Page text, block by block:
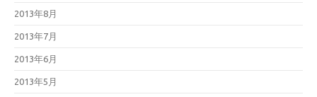
2013年8月
2013年7月
2013年6月
2013年5月